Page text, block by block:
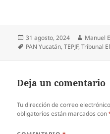
Publicado
el
31 agosto, 2024 Autor
Manuel
Etiquetas
PAN Yucatán,TEPJF,Tribunal
Deja un comentario
Tu dirección de correo
obligatorios están marcados con